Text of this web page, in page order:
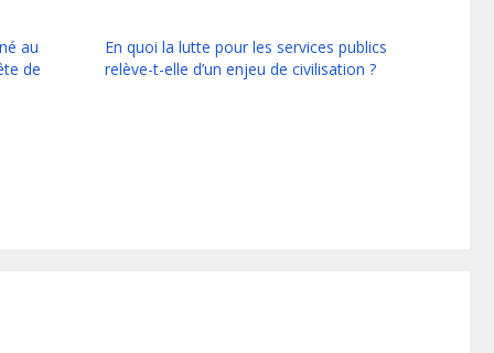
au
de
En quoi la lutte pour les services publics
relève-t-elle d’un enjeu de civilisation ?